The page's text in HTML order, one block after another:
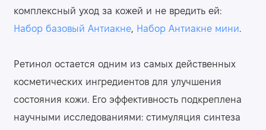
комплексный уход за кожей и не вредить ей:
Набор базовый Антиакне, Набор Антиакне мини.
Ретинол остается одним из самых действенных
косметических ингредиентов для улучшения
состояния кожи. Его эффективность подкреплена
научными исследованиями: стимуляция синтеза